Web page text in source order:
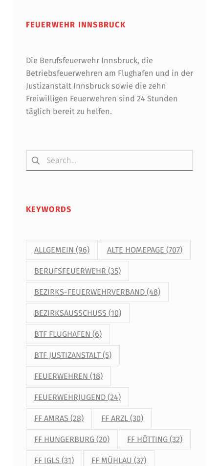
FEUERWEHR INNSBRUCK
Die Berufsfeuerwehr Innsbruck, die
Betriebsfeuerwehren am Flughafen und in der
Justizanstalt Innsbruck sowie die zehn
Freiwilligen Feuerwehren sind 24 Stunden
täglich bereit zu helfen.
Suchen nach:
KEYWORDS
ALLGEMEIN (96) ALTE HOMEPAGE (707)
BERUFSFEUERWEHR (35)
BEZIRKS-FEUERWEHRVERBAND(48)
BEZIRKSAUSSCHUSS (10)
BTF FLUGHAFEN (6)
BTF JUSTIZANSTALT(5)
FEUERWEHREN (18)
FEUERWEHRJUGEND(24)
FF AMRAS (28) FF ARZL (30)
FF HUNGERBURG(20) FF HÖTTING (32)
FF IGLS (31) FF MÜHLAU (37)